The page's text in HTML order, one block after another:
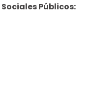
Públicos: